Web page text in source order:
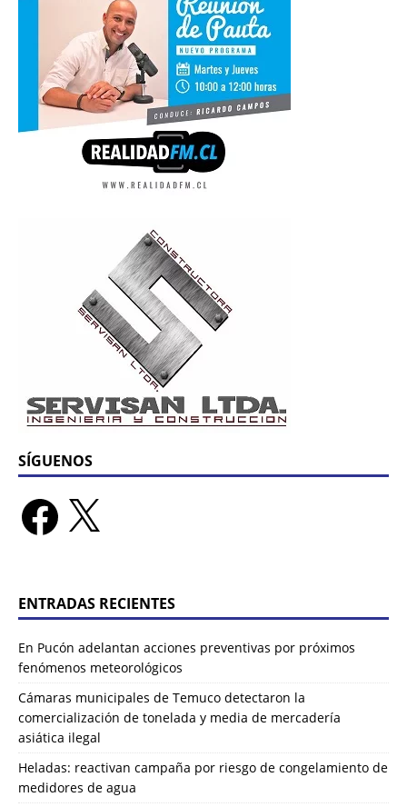
SÍGUENOS
ENTRADAS RECIENTES
En Pucón adelantan acciones preventivas por próximos
fenómenos meteorológicos
Cámaras municipales de Temuco detectaron la
comercialización de tonelada y media de mercadería
asiática ilegal
Heladas: reactivan campaña por riesgo de congelamiento de
medidores de agua